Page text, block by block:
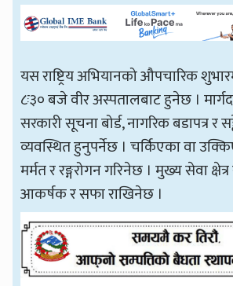
यस राष्ट्रिय अभियानको औपचारिक
८ः३० बजे वीर अस्पतालबाट हुनेछ ।
सरकारी सूचना बोर्ड, नागरिक बडापत्र र
व्यवस्थित हुनुपर्नेछ । चर्किएका वा
मर्मत र रङ्गरोगन गरिनेछ । मुख्य सेवा क्षेत्र
आकर्षक र सफा राखिनेछ ।